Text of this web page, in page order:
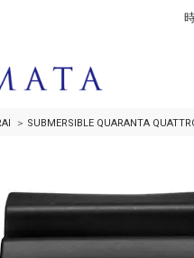
SUBMERSIBLE QUARANTA